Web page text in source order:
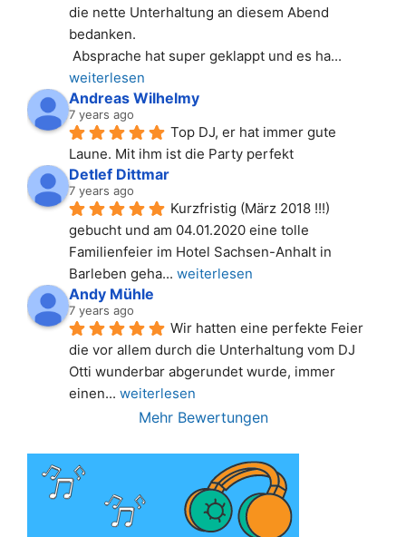
die nette Unterhaltung an diesem Abend
bedanken.
Absprache hat super geklappt und es ha
weiterlesen
Andreas Wilhelmy
7 years ago
Top DJ, er hat immer gute
Laune. Mit ihm ist die Party perfekt
Detlef Dittmar
7 years ago
Kurzfristig (März 2018 !!!)
gebucht und am 04.01.2020 eine tolle
Familienfeier im Hotel Sachsen-Anhalt in
Barleben geha... weiterlesen
Andy Mühle
7 years ago
Wir hatten eine perfekte Feier
die vor allem durch die Unterhaltung vom DJ
Otti wunderbar abgerundet wurde, immer
einen... weiterlesen
Mehr Bewertungen